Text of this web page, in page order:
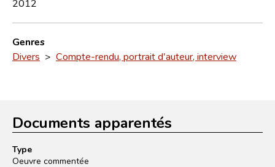
2012
Genres
Divers > Compte-rendu, portrait d'auteur, interview
Documents apparentés
Type
Oeuvre commentée